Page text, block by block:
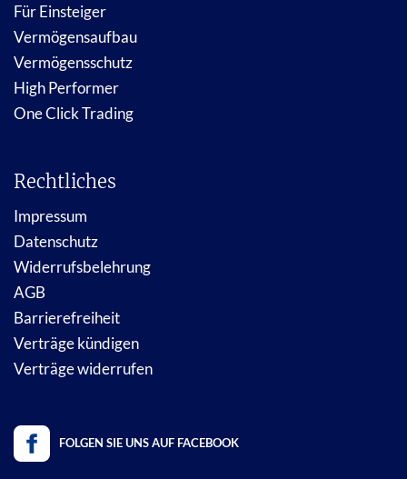
Für Einsteiger
Vermögensaufbau
Vermögensschutz
High Performer
One Click Trading
Rechtliches
Impressum
Datenschutz
Widerrufsbelehrung
AGB
Barrierefreiheit
Verträge kündigen
Verträge widerrufen
FOLGEN SIE UNS AUF FACEBOOK